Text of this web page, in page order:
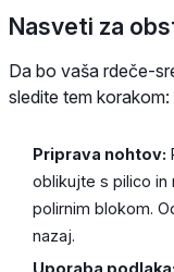
Nasveti za
Da bo vaša rdeče-
sledite tem korakom:
Priprava nohtov:
oblikujte s pilico in
polirnim blokom.
nazaj.